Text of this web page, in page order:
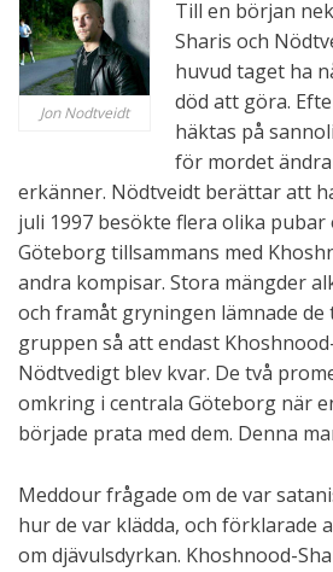
Jon Nodtveidt
Till en början
Sharis och
huvud taget ha
död att göra.
häktas på
för mordet
erkänner. Nödtveidt berättar att
juli 1997 besökte flera olika
Göteborg tillsammans med
andra kompisar. Stora mängder
och framåt gryningen lämnade de
gruppen så att endast
Nödtvedigt blev kvar. De två
omkring i centrala Göteborg när
började prata med dem. Denna
Meddour frågade om de var
hur de var klädda, och förklarade
om djävulsdyrkan. Khoshnood-